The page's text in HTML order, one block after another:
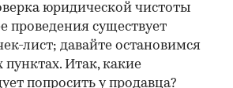
юридической чистоты
проведения существует
лист; давайте остановимся
пунктах. Итак, какие
попросить у продавца?